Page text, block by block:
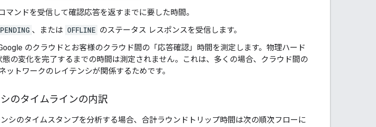
マンドを受信して確認応答を返すまでに要した時間。
PENDING 、または OFFLINE のステータス レスポンスを受信します。
のクラウドとお客様のクラウド間の「応答確認」時間を測定します。物理ハード
態の変化を完了するまでの時間は測定されません。これは、多くの場合、クラウド間の
ットワークのレイテンシが関係するためです。
のタイムラインの内訳
シのタイムスタンプを分析する場合、合計ラウンドトリップ時間は次の順次フローに